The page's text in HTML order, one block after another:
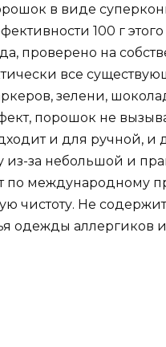
в виде
100 г
проверено на
все
зелени,
порошок не
и для ручной, и
из-за небольшой и
по международному
чистоту. Не
одежды аллергиков